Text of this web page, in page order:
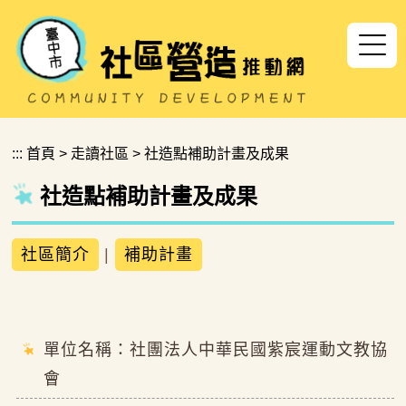
::: 首頁 > 走讀社區 > 社造點補助計畫及成果
社造點補助計畫及成果
社區簡介 補助計畫
單位名稱：社團法人中華民國紫宸運動文教協
會